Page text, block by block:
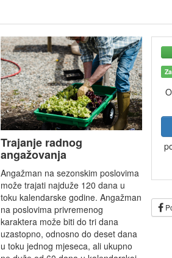
Trajanje radnog
angažovanja
Angažman na sezonskim poslovima
može trajati najduže 120 dana u
toku kalendarske godine. Angažman
na poslovima privremenog
karaktera može biti do tri dana
uzastopno, odnosno do deset dana
u toku jednog mjeseca, ali ukupno